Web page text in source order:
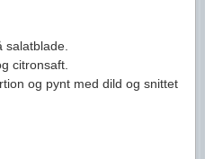
citronsaft.
og pynt med dild og snittet